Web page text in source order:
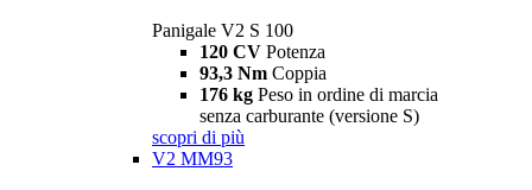
Panigale V2 S 100
120 CV Potenza
93,3 Nm Coppia
176 kg Peso in ordine di marcia
senza carburante (versione S)
scopri di più
V2 MM93